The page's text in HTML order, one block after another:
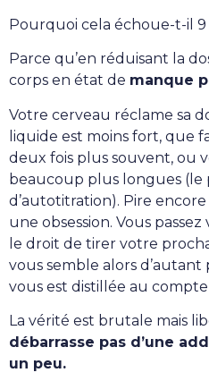
Pourquoi cela échoue-t-il 9
Parce qu’en réduisant la
corps en état de manque
Votre cerveau réclame sa
liquide est moins fort, que
deux fois plus souvent, ou
beaucoup plus longues (le
d’autotitration). Pire
une obsession. Vous
le droit de tirer votre
vous semble alors d’autant
vous est distillée au
La vérité est brutale mais
débarrasse pas d’une
un peu.